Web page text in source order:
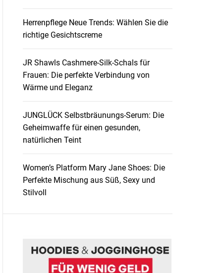
Herrenpflege Neue Trends: Wählen Sie die
richtige Gesichtscreme
JR Shawls Cashmere-Silk-Schals für
Frauen: Die perfekte Verbindung von
Wärme und Eleganz
JUNGLÜCK Selbstbräunungs-Serum: Die
Geheimwaffe für einen gesunden,
natürlichen Teint
Women’s Platform Mary Jane Shoes: Die
Perfekte Mischung aus Süß, Sexy und
Stilvoll